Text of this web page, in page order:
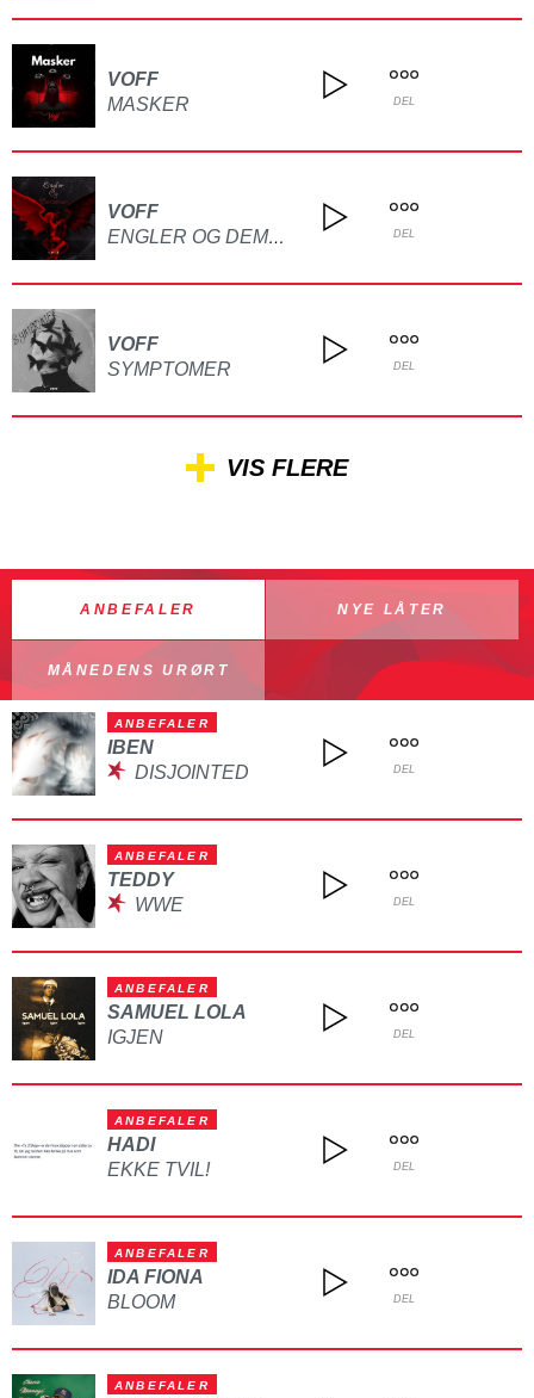
VOFF
MASKER
DEL
VOFF
ENGLER OG DEMONER DEL
VOFF
SYMPTOMER
DEL
VIS FLERE
ANBEFALER NYE LÅTER
MÅNEDENS URØRT
ANBEFALER
IBEN
DISJOINTED
DEL
ANBEFALER
TEDDY
WWE
DEL
ANBEFALER
SAMUEL LOLA
IGJEN
DEL
ANBEFALER
HADI
EKKE TVIL!
DEL
ANBEFALER
IDA FIONA
BLOOM
DEL
ANBEFALER